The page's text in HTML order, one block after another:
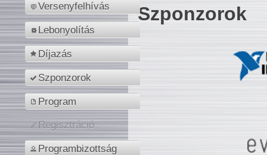
Versenyfelhívás
Lebonyolítás
Díjazás
Szponzorok
Program
Regisztráció
Programbizottság
Szponzorok